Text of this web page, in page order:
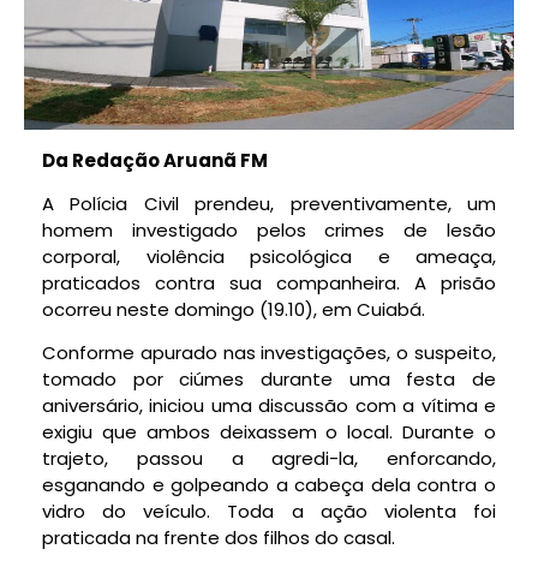
Da Redação Aruanã FM
A Polícia Civil prendeu, preventivamente, um
homem investigado pelos crimes de lesão
corporal, violência psicológica e ameaça,
praticados contra sua companheira. A prisão
ocorreu neste domingo (19.10), em Cuiabá.
Conforme apurado nas investigações, o suspeito,
tomado por ciúmes durante uma festa de
aniversário, iniciou uma discussão com a vítima e
exigiu que ambos deixassem o local. Durante o
trajeto, passou a agredi-la, enforcando,
esganando e golpeando a cabeça dela contra o
vidro do veículo. Toda a ação violenta foi
praticada na frente dos filhos do casal.